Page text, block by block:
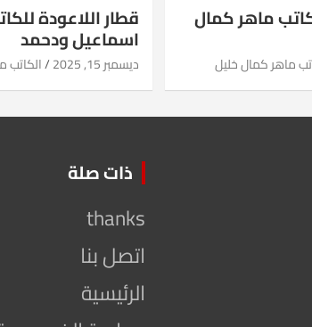
ماهر كمال
ماهر كمال خليل
قطار اللاعودة
اسماعيل ودحمد
ديسمبر 15, 2025 الكاتب
ذات صلة
thanks
اتصل بنا
الرئيسية